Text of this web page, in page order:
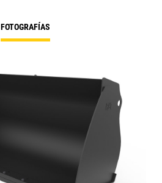
FOTOGRAFÍAS